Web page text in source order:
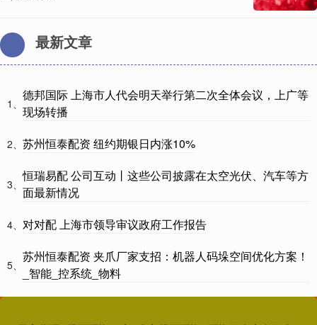
最新文章
1、
德邦国际 上海市人代会明天举行第二次全体会议，上广等
现场转播
2、 苏州恒泰配资 纽约期银日内涨10%
3、
恒瑞易配 公司互动丨这些公司披露在太空光伏、汽车等方
面最新情况
4、 对对配 上海市领导审议政府工作报告
5、
苏州恒泰配资 夹爪厂家支招：机器人码垛空间优化方案！
_智能_控系统_物料